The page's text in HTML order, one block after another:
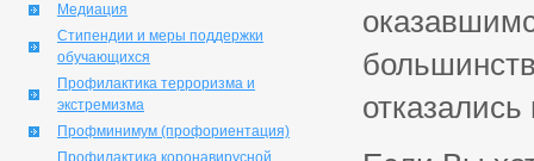
Медиация
Стипендии и меры поддержки
обучающихся
Профилактика терроризма и
экстремизма
Профминимум (профориентация)
Профилактика коронавирусной